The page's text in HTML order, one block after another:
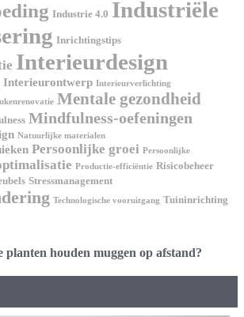
Industrie 4.0 Industriële
Inrichtingstips
Interieurdesign
Interieurontwerp Interieurverlichting
Mentale gezondheid
Mindfulness-oefeningen
Natuurlijke materialen
Persoonlijke groei Persoonlijke
Productie-efficiëntie Risicobeheer
Stressmanagement
Technologische vooruitgang Tuininrichting
planten houden muggen op afstand?